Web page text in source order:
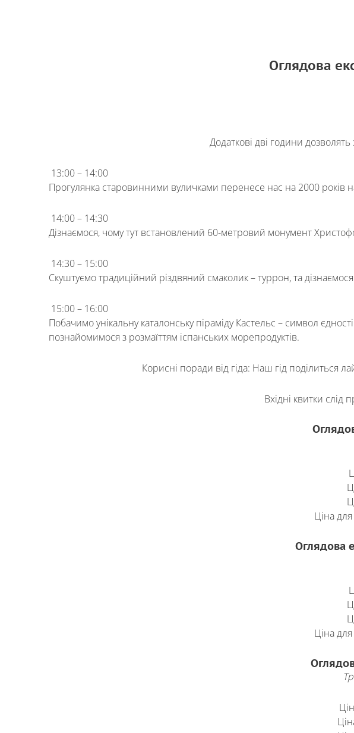
Оглядова
Додаткові дві години
13:00 – 14:00
Прогулянка старовинними вуличками перенесе нас на 2000 років
14:00 – 14:30
Дізнаємося, чому тут встановлений 60-метровий монумент
14:30 – 15:00
Скуштуємо традиційний різдвяний смаколик – туррон, та
15:00 – 16:00
Побачимо унікальну каталонську піраміду Кастельс – символ
познайомимося з розмаїттям іспанських морепродуктів.
Корисні поради від гіда: Наш гід поділиться
Вхідні квитки слід
Ціна
Оглядова
Ціна
Перезвоните мне